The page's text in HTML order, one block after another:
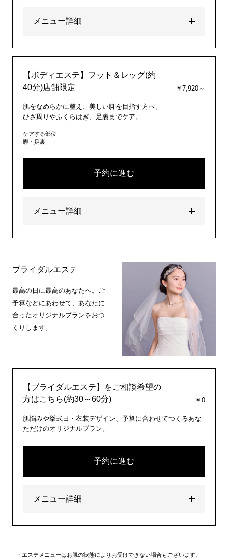
メニュー詳細
【ボディエステ】フット＆レッグ(約
40分)店舗限定
￥7,920～
肌をなめらかに整え、美しい脚を目指す方へ。
ひざ周りやふくらはぎ、足裏までケア。
ケアする部位
脚・足裏
予約に進む
メニュー詳細
ブライダルエステ
最高の日に最高のあなたへ。ご
予算などにあわせて、あなたに
合ったオリジナルプランをおつ
くりします。
【ブライダルエステ】をご相談希望の
方はこちら(約30～60分)
￥0
肌悩みや挙式日・衣装デザイン、予算に合わせてつくるあな
ただけのオリジナルプラン。
予約に進む
メニュー詳細
エステメニューはお肌の状態によりお受けできない場合もございます。